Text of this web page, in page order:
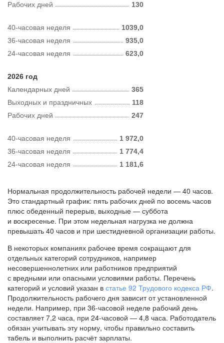
Рабочих дней 130
40-часовая неделя
1039,0
36-часовая неделя
935,0
24-часовая неделя
623,0
2026 год
Календарных дней
365
Рабочих дней 247
Выходных и праздничных 118
40-часовая неделя
1 972,0
36-часовая неделя
1 774,4
24-часовая неделя
1 181,6
Нормальная продолжительность рабочей недели — 40 часов.
Это стандартный график: пять рабочих дней по восемь часов
плюс обеденный перерыв, выходные — суббота
и воскресенье. При этом недельная нагрузка не должна
превышать 40 часов и при шестидневной организации работы.
В некоторых компаниях рабочее время сокращают для
отдельных категорий сотрудников, например
несовершеннолетних или работников предприятий
с вредными или опасными условиями работы. Перечень
категорий и условий указан в статье 92 Трудового кодекса РФ.
Продолжительность рабочего дня зависит от установленной
недели. Например, при 36-часовой неделе рабочий день
составляет 7,2 часа, при 24-часовой — 4,8 часа. Работодатель
обязан учитывать эту норму, чтобы правильно составить
табель и выполнить расчёт зарплаты.